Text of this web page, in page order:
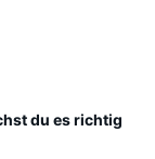
du es richtig